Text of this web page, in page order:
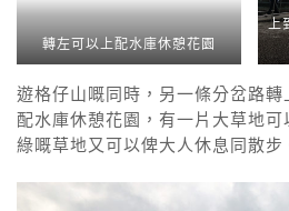
轉左可以上配水庫休憩花園
上
遊格仔山嘅同時，另一條分岔路
配水庫休憩花園，有一片大草地
綠嘅草地又可以俾大人休息同散步